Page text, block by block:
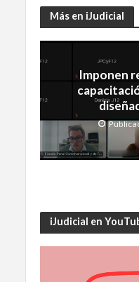
Más en iJudicial
Imponen
iJudicial en